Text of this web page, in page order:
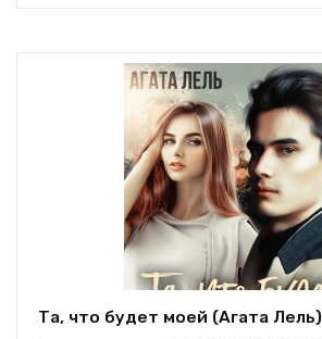
Та, что будет моей (Агата Лель)